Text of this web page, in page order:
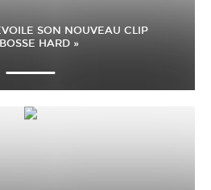
SON NOUVEAU CLIP
HARD »